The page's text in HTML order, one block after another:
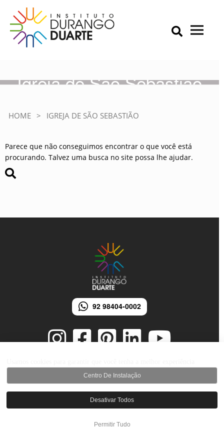
content
IDD – Instituto Durango Duarte
Instituto Durango Duarte
Primary Menu
Igreja de São Sebastião
HOME > IGREJA DE SÃO SEBASTIÃO
Parece que não conseguimos encontrar o que você está
procurando. Talvez uma busca no site possa lhe ajudar.
92 98404-0002
© 2026 Instituto Durango Duarte - Todos os direitos reservados.
Desenvolvido por iMarketing Agência Digital
Centro De Instalação
Desativar Todos
Permitir Tudo